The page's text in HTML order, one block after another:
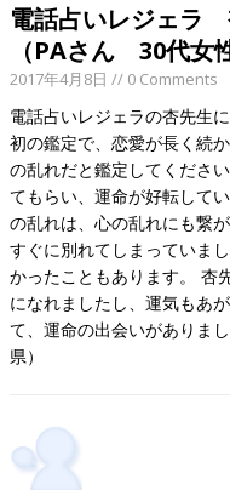
電話占いレジェラ
（PAさん 30代女
2017年4月8日 // 0 Comments
電話占いレジェラの杏先生
初の鑑定で、恋愛が長く続
の乱れだと鑑定してくださ
てもらい、運命が好転して
の乱れは、心の乱れにも繋
すぐに別れてしまっていま
かったこともあります。 杏
になれましたし、運気もあ
て、運命の出会いがあり
県）